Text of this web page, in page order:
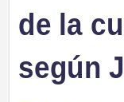
de la
según